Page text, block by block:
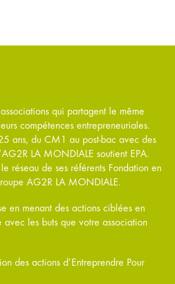
qui partagent le même
compétences entrepreneuriales.
ans, du CM1 au post-bac avec des
LA MONDIALE soutient EPA.
réseau de ses référents Fondation en
AG2R LA MONDIALE.
en menant des actions ciblées en
les buts que votre association
des actions d’Entreprendre Pour